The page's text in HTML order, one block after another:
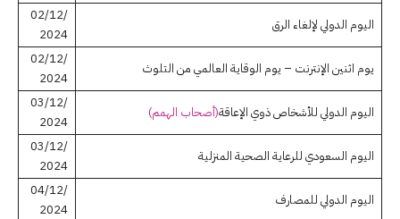
اليوم الدولي لإلغاء الرق
02/12/
2024
يوم اثنين الإنترنت – يوم الوقاية العالمي من التلوث
02/12/
2024
اليوم الدولي للأشخاص ذوي الإعاقة(أصحاب الهمم)
03/12/
2024
اليوم السعودي للرعاية الصحية المنزلية
03/12/
2024
اليوم الدولي للمصارف
04/12/
2024